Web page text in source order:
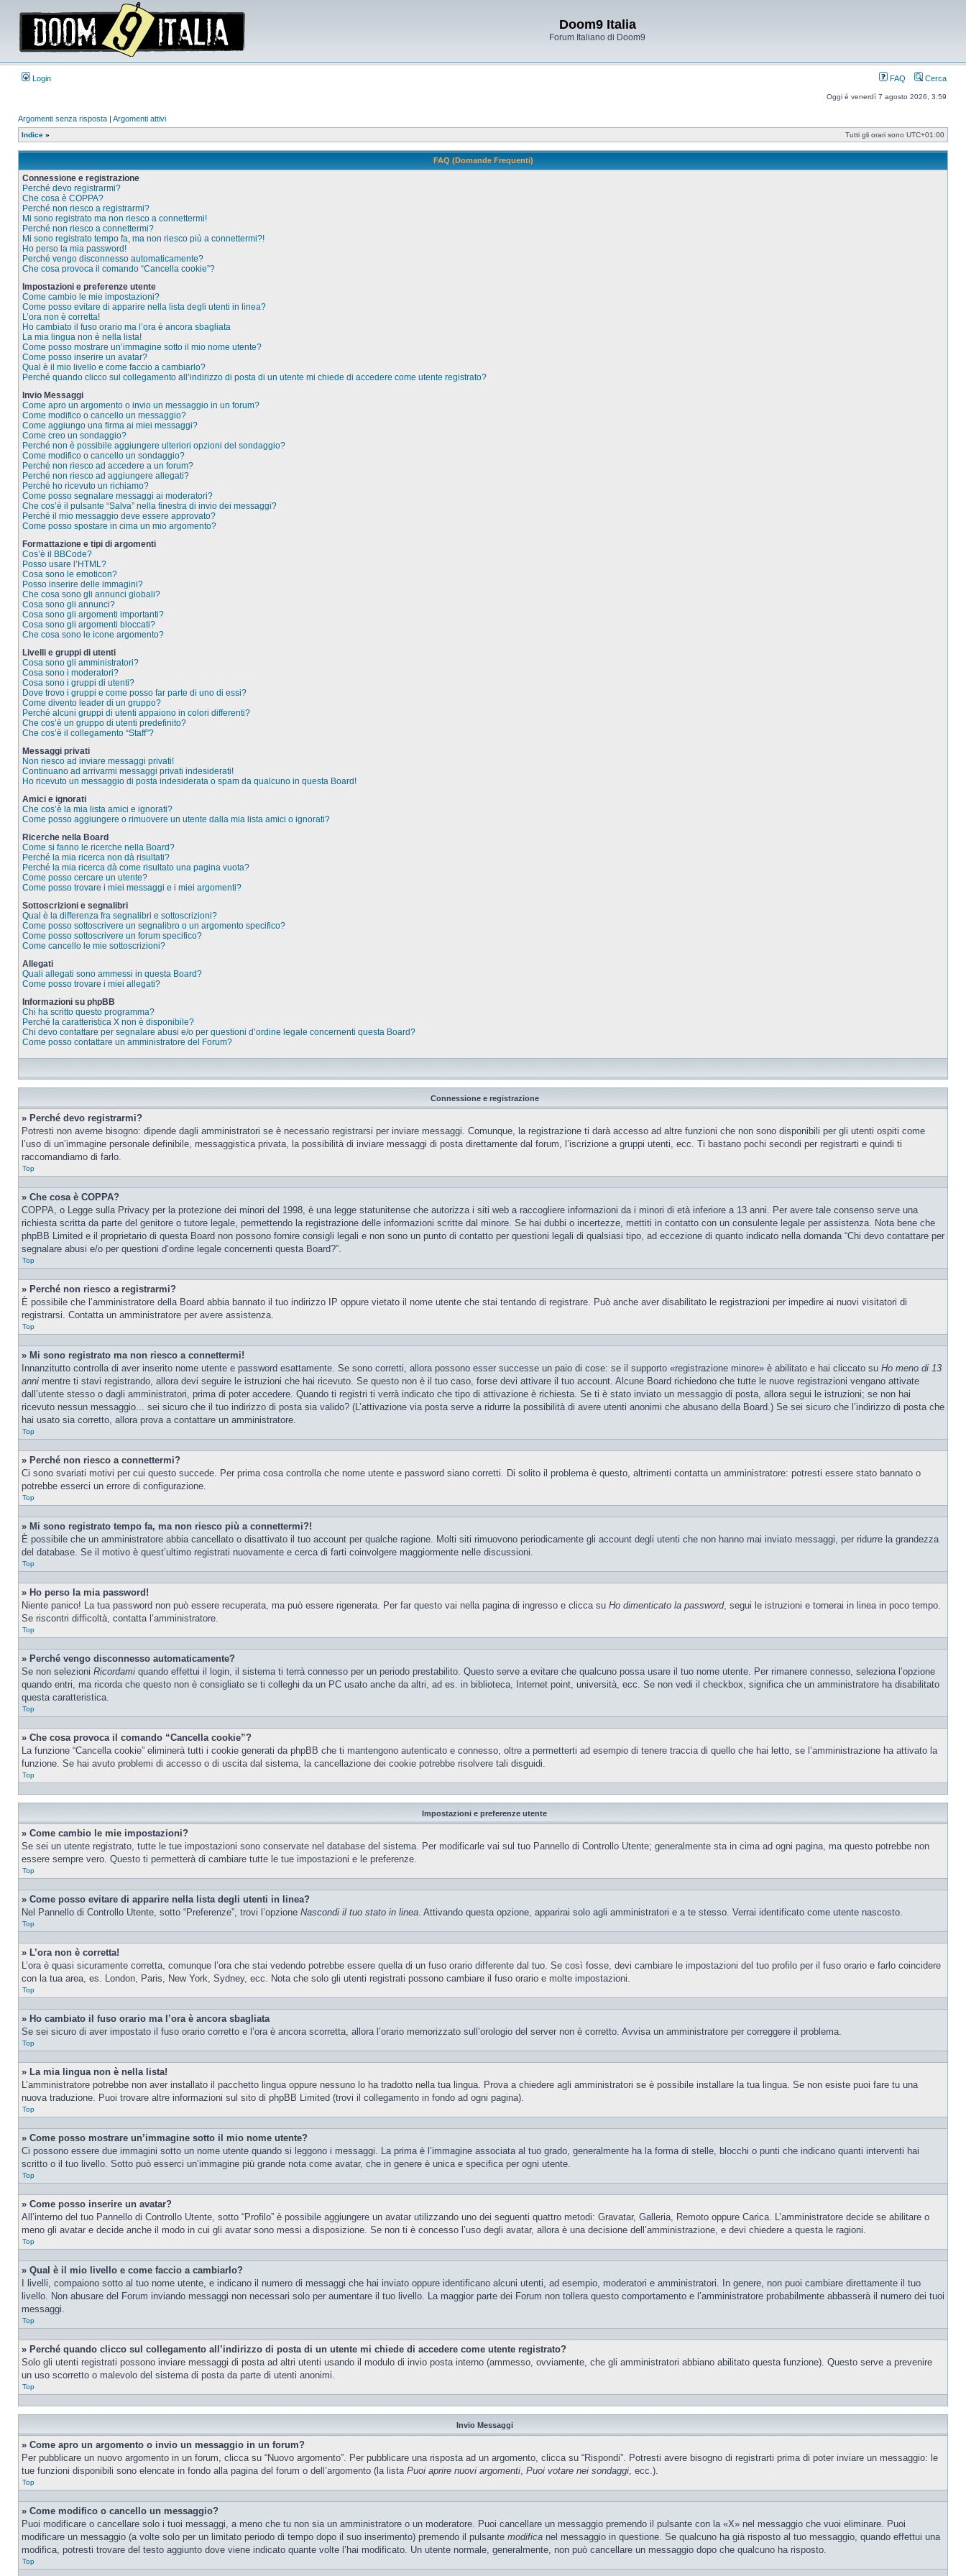
Doom9 Italia
Forum Italiano di Doom9
Login FAQ Cerca
Oggi è venerdì 7 agosto 2026, 3:59
Argomenti senza risposta | Argomenti attivi
Indice » Tutti gli orari sono UTC+01:00
FAQ (Domande Frequenti)
Connessione e registrazione
Perché devo registrarmi?
Che cosa è COPPA?
Perché non riesco a registrarmi?
Mi sono registrato ma non riesco a connettermi!
Perché non riesco a connettermi?
Mi sono registrato tempo fa, ma non riesco più a connettermi?!
Ho perso la mia password!
Perché vengo disconnesso automaticamente?
Che cosa provoca il comando “Cancella cookie”?
Impostazioni e preferenze utente
Come cambio le mie impostazioni?
Come posso evitare di apparire nella lista degli utenti in linea?
L’ora non è corretta!
Ho cambiato il fuso orario ma l’ora è ancora sbagliata
La mia lingua non è nella lista!
Come posso mostrare un’immagine sotto il mio nome utente?
Come posso inserire un avatar?
Qual è il mio livello e come faccio a cambiarlo?
Perché quando clicco sul collegamento all’indirizzo di posta di un utente mi chiede di accedere come utente registrato?
Invio Messaggi
Come apro un argomento o invio un messaggio in un forum?
Come modifico o cancello un messaggio?
Come aggiungo una firma ai miei messaggi?
Come creo un sondaggio?
Perché non è possibile aggiungere ulteriori opzioni del sondaggio?
Come modifico o cancello un sondaggio?
Perché non riesco ad accedere a un forum?
Perché non riesco ad aggiungere allegati?
Perché ho ricevuto un richiamo?
Come posso segnalare messaggi ai moderatori?
Che cos’è il pulsante “Salva” nella finestra di invio dei messaggi?
Perché il mio messaggio deve essere approvato?
Come posso spostare in cima un mio argomento?
Formattazione e tipi di argomenti
Cos’è il BBCode?
Posso usare l’HTML?
Cosa sono le emoticon?
Posso inserire delle immagini?
Che cosa sono gli annunci globali?
Cosa sono gli annunci?
Cosa sono gli argomenti importanti?
Cosa sono gli argomenti bloccati?
Che cosa sono le icone argomento?
Livelli e gruppi di utenti
Cosa sono gli amministratori?
Cosa sono i moderatori?
Cosa sono i gruppi di utenti?
Dove trovo i gruppi e come posso far parte di uno di essi?
Come divento leader di un gruppo?
Perché alcuni gruppi di utenti appaiono in colori differenti?
Che cos’è un gruppo di utenti predefinito?
Che cos’è il collegamento “Staff”?
Messaggi privati
Non riesco ad inviare messaggi privati!
Continuano ad arrivarmi messaggi privati indesiderati!
Ho ricevuto un messaggio di posta indesiderata o spam da qualcuno in questa Board!
Amici e ignorati
Che cos’è la mia lista amici e ignorati?
Come posso aggiungere o rimuovere un utente dalla mia lista amici o ignorati?
Ricerche nella Board
Come si fanno le ricerche nella Board?
Perché la mia ricerca non dà risultati?
Perché la mia ricerca dà come risultato una pagina vuota?
Come posso cercare un utente?
Come posso trovare i miei messaggi e i miei argomenti?
Sottoscrizioni e segnalibri
Qual è la differenza fra segnalibri e sottoscrizioni?
Come posso sottoscrivere un segnalibro o un argomento specifico?
Come posso sottoscrivere un forum specifico?
Come cancello le mie sottoscrizioni?
Allegati
Quali allegati sono ammessi in questa Board?
Come posso trovare i miei allegati?
Informazioni su phpBB
Chi ha scritto questo programma?
Perché la caratteristica X non è disponibile?
Chi devo contattare per segnalare abusi e/o per questioni d’ordine legale concernenti questa Board?
Come posso contattare un amministratore del Forum?
Connessione e registrazione
» Perché devo registrarmi?
Potresti non averne bisogno: dipende dagli amministratori se è necessario registrarsi per inviare messaggi. Comunque, la registrazione ti darà accesso ad altre funzioni che non sono disponibili per gli utenti ospiti come
l’uso di un’immagine personale definibile, messaggistica privata, la possibilità di inviare messaggi di posta direttamente dal forum, l’iscrizione a gruppi utenti, ecc. Ti bastano pochi secondi per registrarti e quindi ti
raccomandiamo di farlo.
Top
» Che cosa è COPPA?
COPPA, o Legge sulla Privacy per la protezione dei minori del 1998, è una legge statunitense che autorizza i siti web a raccogliere informazioni da i minori di età inferiore a 13 anni. Per avere tale consenso serve una
richiesta scritta da parte del genitore o tutore legale, permettendo la registrazione delle informazioni scritte dal minore. Se hai dubbi o incertezze, mettiti in contatto con un consulente legale per assistenza. Nota bene che
phpBB Limited e il proprietario di questa Board non possono fornire consigli legali e non sono un punto di contatto per questioni legali di qualsiasi tipo, ad eccezione di quanto indicato nella domanda “Chi devo contattare per
segnalare abusi e/o per questioni d’ordine legale concernenti questa Board?”.
Top
» Perché non riesco a registrarmi?
È possibile che l’amministratore della Board abbia bannato il tuo indirizzo IP oppure vietato il nome utente che stai tentando di registrare. Può anche aver disabilitato le registrazioni per impedire ai nuovi visitatori di
registrarsi. Contatta un amministratore per avere assistenza.
Top
» Mi sono registrato ma non riesco a connettermi!
Innanzitutto controlla di aver inserito nome utente e password esattamente. Se sono corretti, allora possono esser successe un paio di cose: se il supporto «registrazione minore» è abilitato e hai cliccato su Ho meno di 13
anni mentre ti stavi registrando, allora devi seguire le istruzioni che hai ricevuto. Se questo non è il tuo caso, forse devi attivare il tuo account. Alcune Board richiedono che tutte le nuove registrazioni vengano attivate
dall’utente stesso o dagli amministratori, prima di poter accedere. Quando ti registri ti verrà indicato che tipo di attivazione è richiesta. Se ti è stato inviato un messaggio di posta, allora segui le istruzioni; se non hai
ricevuto nessun messaggio... sei sicuro che il tuo indirizzo di posta sia valido? (L’attivazione via posta serve a ridurre la possibilità di avere utenti anonimi che abusano della Board.) Se sei sicuro che l’indirizzo di posta che
hai usato sia corretto, allora prova a contattare un amministratore.
Top
» Perché non riesco a connettermi?
Ci sono svariati motivi per cui questo succede. Per prima cosa controlla che nome utente e password siano corretti. Di solito il problema è questo, altrimenti contatta un amministratore: potresti essere stato bannato o
potrebbe esserci un errore di configurazione.
Top
» Mi sono registrato tempo fa, ma non riesco più a connettermi?!
È possibile che un amministratore abbia cancellato o disattivato il tuo account per qualche ragione. Molti siti rimuovono periodicamente gli account degli utenti che non hanno mai inviato messaggi, per ridurre la grandezza
del database. Se il motivo è quest’ultimo registrati nuovamente e cerca di farti coinvolgere maggiormente nelle discussioni.
Top
» Ho perso la mia password!
Niente panico! La tua password non può essere recuperata, ma può essere rigenerata. Per far questo vai nella pagina di ingresso e clicca su Ho dimenticato la password, segui le istruzioni e tornerai in linea in poco tempo.
Se riscontri difficoltà, contatta l’amministratore.
Top
» Perché vengo disconnesso automaticamente?
Se non selezioni Ricordami quando effettui il login, il sistema ti terrà connesso per un periodo prestabilito. Questo serve a evitare che qualcuno possa usare il tuo nome utente. Per rimanere connesso, seleziona l’opzione
quando entri, ma ricorda che questo non è consigliato se ti colleghi da un PC usato anche da altri, ad es. in biblioteca, Internet point, università, ecc. Se non vedi il checkbox, significa che un amministratore ha disabilitato
questa caratteristica.
Top
» Che cosa provoca il comando “Cancella cookie”?
La funzione “Cancella cookie” eliminerà tutti i cookie generati da phpBB che ti mantengono autenticato e connesso, oltre a permetterti ad esempio di tenere traccia di quello che hai letto, se l’amministrazione ha attivato la
funzione. Se hai avuto problemi di accesso o di uscita dal sistema, la cancellazione dei cookie potrebbe risolvere tali disguidi.
Top
Impostazioni e preferenze utente
» Come cambio le mie impostazioni?
Se sei un utente registrato, tutte le tue impostazioni sono conservate nel database del sistema. Per modificarle vai sul tuo Pannello di Controllo Utente; generalmente sta in cima ad ogni pagina, ma questo potrebbe non
essere sempre vero. Questo ti permetterà di cambiare tutte le tue impostazioni e le preferenze.
Top
» Come posso evitare di apparire nella lista degli utenti in linea?
Nel Pannello di Controllo Utente, sotto “Preferenze”, trovi l’opzione Nascondi il tuo stato in linea. Attivando questa opzione, apparirai solo agli amministratori e a te stesso. Verrai identificato come utente nascosto.
Top
» L’ora non è corretta!
L’ora è quasi sicuramente corretta, comunque l’ora che stai vedendo potrebbe essere quella di un fuso orario differente dal tuo. Se così fosse, devi cambiare le impostazioni del tuo profilo per il fuso orario e farlo coincidere
con la tua area, es. London, Paris, New York, Sydney, ecc. Nota che solo gli utenti registrati possono cambiare il fuso orario e molte impostazioni.
Top
» Ho cambiato il fuso orario ma l’ora è ancora sbagliata
Se sei sicuro di aver impostato il fuso orario corretto e l’ora è ancora scorretta, allora l’orario memorizzato sull’orologio del server non è corretto. Avvisa un amministratore per correggere il problema.
Top
» La mia lingua non è nella lista!
L’amministratore potrebbe non aver installato il pacchetto lingua oppure nessuno lo ha tradotto nella tua lingua. Prova a chiedere agli amministratori se è possibile installare la tua lingua. Se non esiste puoi fare tu una
nuova traduzione. Puoi trovare altre informazioni sul sito di phpBB Limited (trovi il collegamento in fondo ad ogni pagina).
Top
» Come posso mostrare un’immagine sotto il mio nome utente?
Ci possono essere due immagini sotto un nome utente quando si leggono i messaggi. La prima è l’immagine associata al tuo grado, generalmente ha la forma di stelle, blocchi o punti che indicano quanti interventi hai
scritto o il tuo livello. Sotto può esserci un’immagine più grande nota come avatar, che in genere è unica e specifica per ogni utente.
Top
» Come posso inserire un avatar?
All’interno del tuo Pannello di Controllo Utente, sotto “Profilo” è possibile aggiungere un avatar utilizzando uno dei seguenti quattro metodi: Gravatar, Galleria, Remoto oppure Carica. L’amministratore decide se abilitare o
meno gli avatar e decide anche il modo in cui gli avatar sono messi a disposizione. Se non ti è concesso l’uso degli avatar, allora è una decisione dell’amministrazione, e devi chiedere a questa le ragioni.
Top
» Qual è il mio livello e come faccio a cambiarlo?
I livelli, compaiono sotto al tuo nome utente, e indicano il numero di messaggi che hai inviato oppure identificano alcuni utenti, ad esempio, moderatori e amministratori. In genere, non puoi cambiare direttamente il tuo
livello. Non abusare del Forum inviando messaggi non necessari solo per aumentare il tuo livello. La maggior parte dei Forum non tollera questo comportamento e l’amministratore probabilmente abbasserà il numero dei tuoi
messaggi.
Top
» Perché quando clicco sul collegamento all’indirizzo di posta di un utente mi chiede di accedere come utente registrato?
Solo gli utenti registrati possono inviare messaggi di posta ad altri utenti usando il modulo di invio posta interno (ammesso, ovviamente, che gli amministratori abbiano abilitato questa funzione). Questo serve a prevenire
un uso scorretto o malevolo del sistema di posta da parte di utenti anonimi.
Top
Invio Messaggi
» Come apro un argomento o invio un messaggio in un forum?
Per pubblicare un nuovo argomento in un forum, clicca su “Nuovo argomento”. Per pubblicare una risposta ad un argomento, clicca su “Rispondi”. Potresti avere bisogno di registrarti prima di poter inviare un messaggio: le
tue funzioni disponibili sono elencate in fondo alla pagina del forum o dell’argomento (la lista Puoi aprire nuovi argomenti, Puoi votare nei sondaggi, ecc.).
Top
» Come modifico o cancello un messaggio?
Puoi modificare o cancellare solo i tuoi messaggi, a meno che tu non sia un amministratore o un moderatore. Puoi cancellare un messaggio premendo il pulsante con la «X» nel messaggio che vuoi eliminare. Puoi
modificare un messaggio (a volte solo per un limitato periodo di tempo dopo il suo inserimento) premendo il pulsante modifica nel messaggio in questione. Se qualcuno ha già risposto al tuo messaggio, quando effettui una
modifica, potresti trovare del testo aggiunto dove viene indicato quante volte l’hai modificato. Un utente normale, generalmente, non può cancellare un messaggio dopo che qualcuno ha risposto.
Top